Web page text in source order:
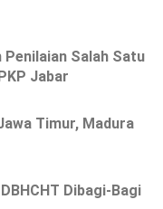
Salah Satu
Jabar
Timur, Madura
Dibagi-Bagi